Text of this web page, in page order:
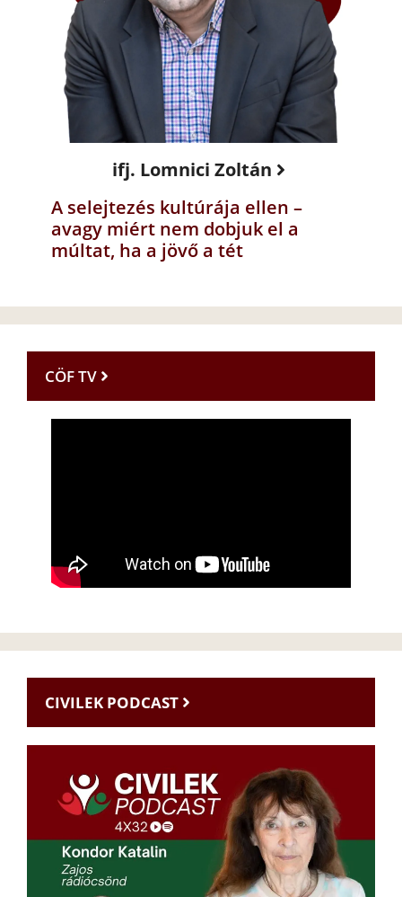
ifj. Lomnici Zoltán
A selejtezés kultúrája ellen –
avagy miért nem dobjuk el a
múltat, ha a jövő a tét
CÖF TV
CIVILEK PODCAST